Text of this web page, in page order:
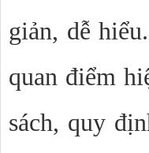
giản, dễ
quan điểm
sách, quy